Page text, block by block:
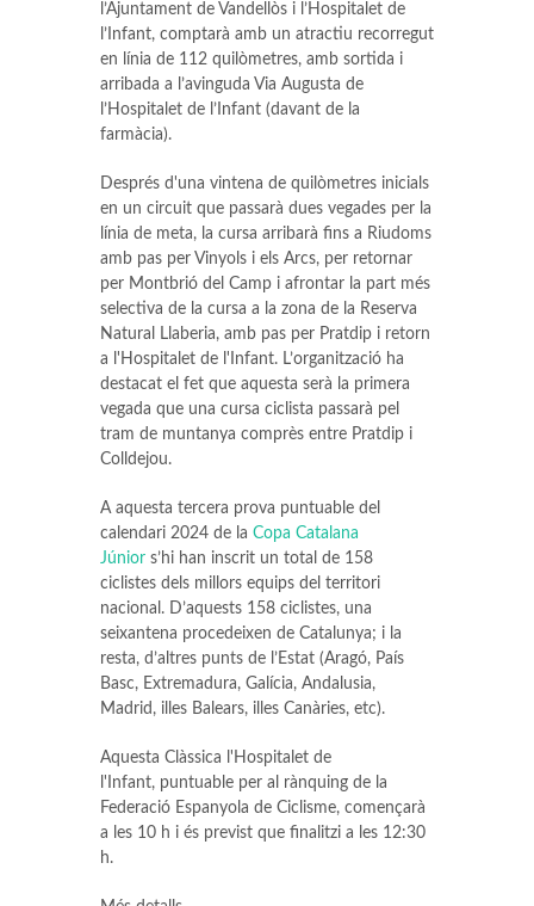
l’Ajuntament de Vandellòs i l’Hospitalet de
l’Infant, comptarà amb un atractiu recorregut
en línia de 112 quilòmetres, amb sortida i
arribada a l’avinguda Via Augusta de
l’Hospitalet de l’Infant (davant de la
farmàcia).
Després d'una vintena de quilòmetres inicials
en un circuit que passarà dues vegades per la
línia de meta, la cursa arribarà fins a Riudoms
amb pas per Vinyols i els Arcs, per retornar
per Montbrió del Camp i afrontar la part més
selectiva de la cursa a la zona de la Reserva
Natural Llaberia, amb pas per Pratdip i retorn
a l'Hospitalet de l'Infant. L’organització ha
destacat el fet que aquesta serà la primera
vegada que una cursa ciclista passarà pel
tram de muntanya comprès entre Pratdip i
Colldejou.
A aquesta tercera prova puntuable del
calendari 2024 de la Copa Catalana
Júnior s’hi han inscrit un total de 158
ciclistes dels millors equips del territori
nacional. D’aquests 158 ciclistes, una
seixantena procedeixen de Catalunya; i la
resta, d’altres punts de l’Estat (Aragó, País
Basc, Extremadura, Galícia, Andalusia,
Madrid, illes Balears, illes Canàries, etc).
Aquesta Clàssica l'Hospitalet de
l'Infant, puntuable per al rànquing de la
Federació Espanyola de Ciclisme, començarà
a les 10 h i és previst que finalitzi a les 12:30
h.